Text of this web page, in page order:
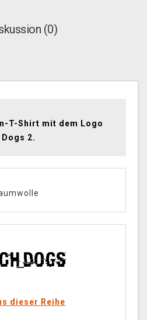
(0)
T-Shirt mit dem Logo
2.
dieser Reihe